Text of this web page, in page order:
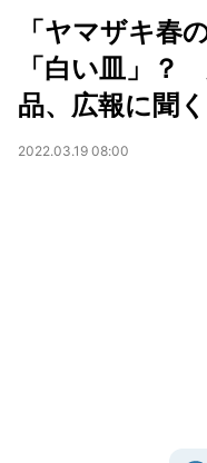
「ヤマザキ春
「白い皿」？
品、広報に聞
2022.03.19 08:00